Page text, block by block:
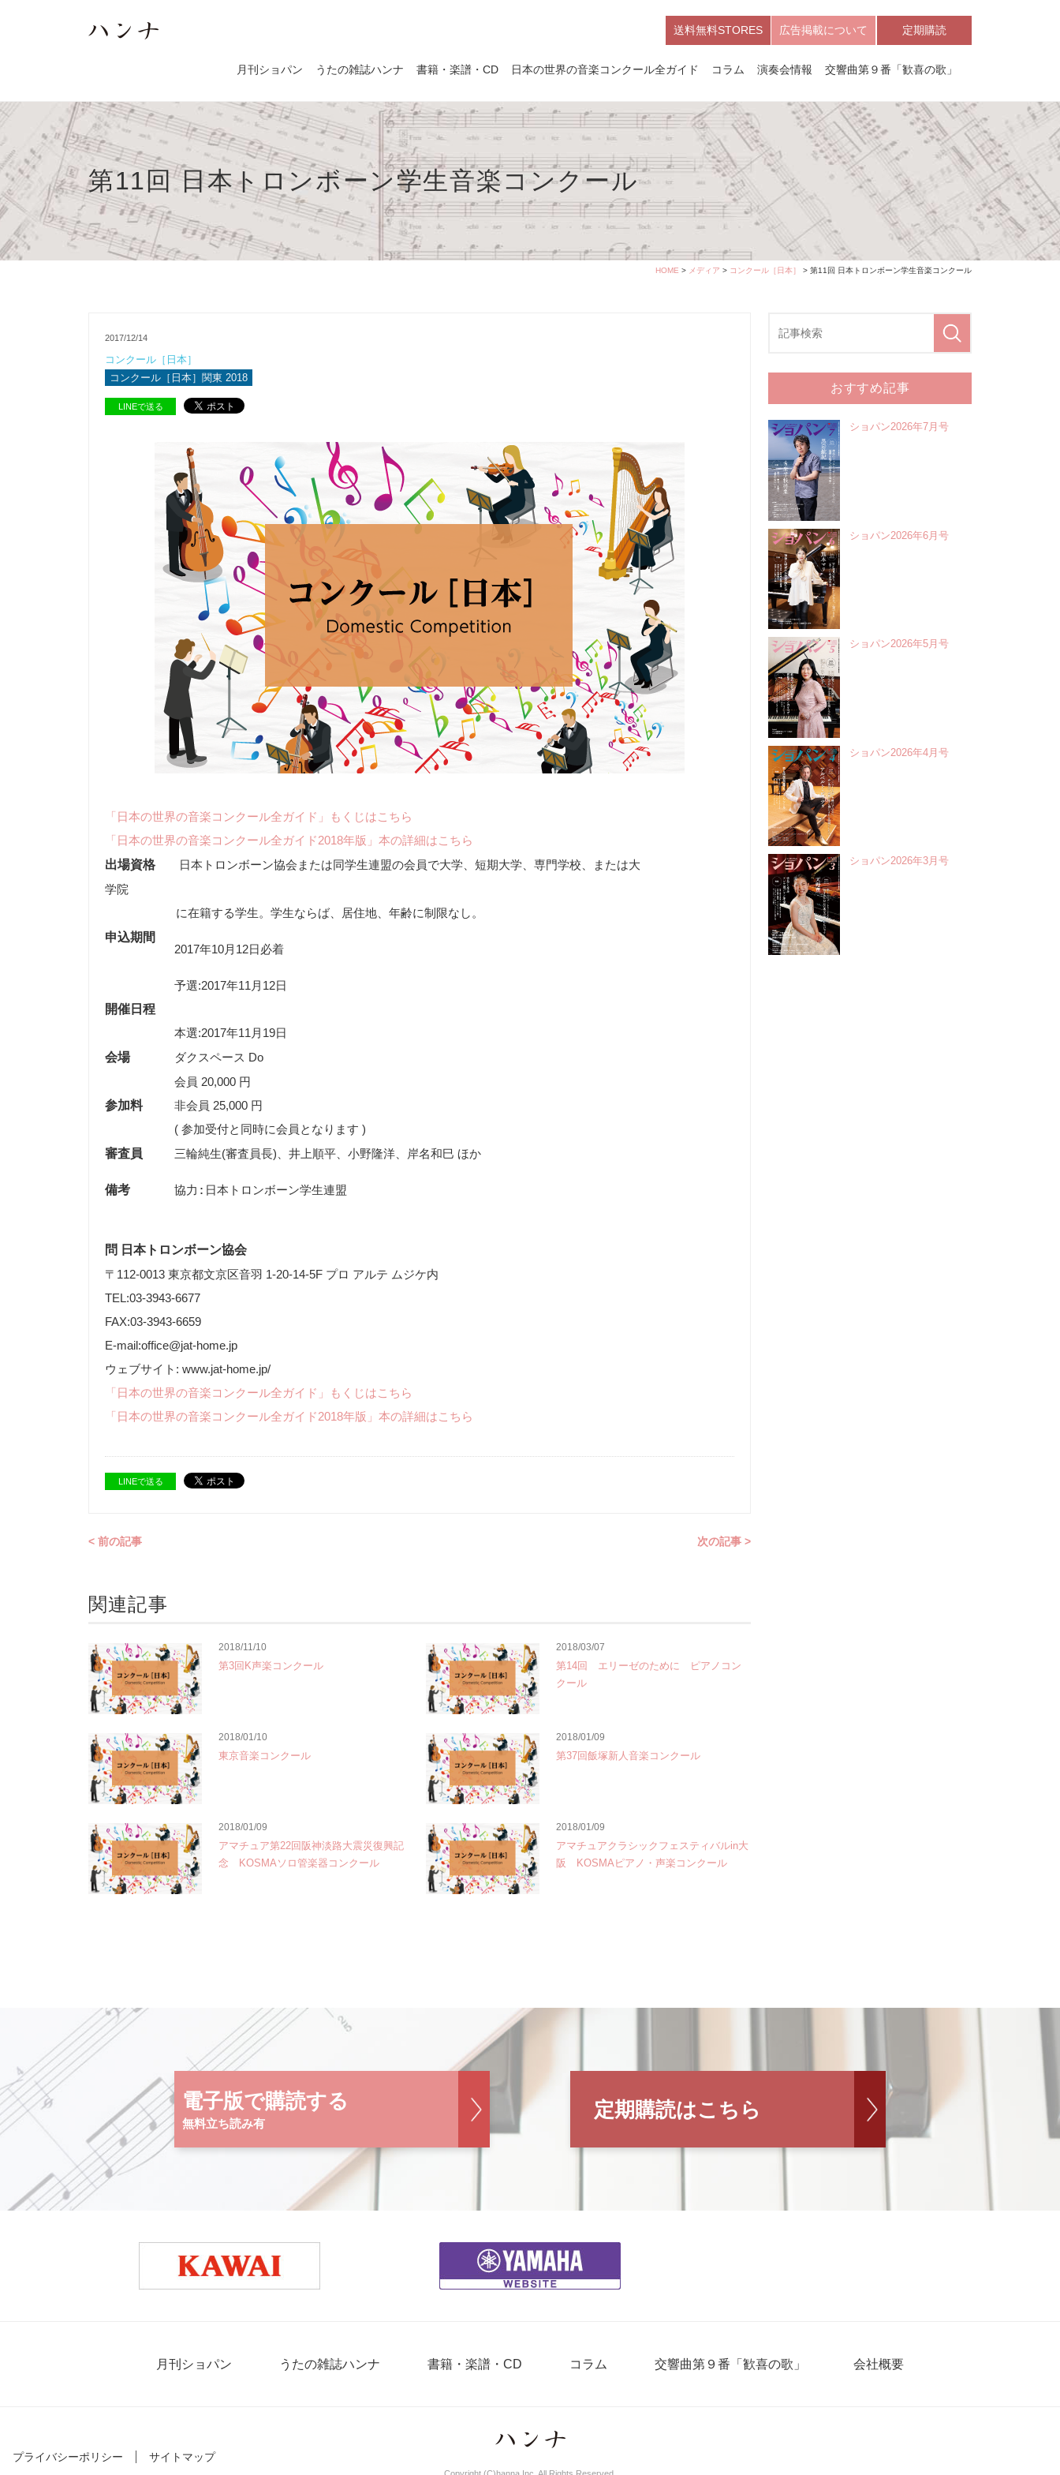
送料無料STORES 広告掲載について 定期購読
月刊ショパン うたの雑誌ハンナ 書籍・楽譜・CD 日本の世界の音楽コンクール全ガイド コラム 演奏会情報 交響曲第９番「歓喜の歌」
第11回 日本トロンボーン学生音楽コンクール
HOME > メディア > コンクール［日本］ > 第11回 日本トロンボーン学生音楽コンクール
2017/12/14
コンクール［日本］
コンクール［日本］関東 2018
LINEで送る
「日本の世界の音楽コンクール全ガイド」もくじはこちら
「日本の世界の音楽コンクール全ガイド2018年版」本の詳細はこちら
出場資格 日本トロンボーン協会または同学生連盟の会員で大学、短期大学、専門学校、または大
学院
に在籍する学生。学生ならば、居住地、年齢に制限なし。
申込期間
2017年10月12日必着
開催日程
予選:2017年11月12日
本選:2017年11月19日
会場
ダクスペース Do
参加料
会員 20,000 円
非会員 25,000 円
( 参加受付と同時に会員となります )
審査員
三輪純生(審査員長)、井上順平、小野隆洋、岸名和巳 ほか
備考
問 日本トロンボーン協会
〒112-0013 東京都文京区音羽 1-20-14-5F プロ アルテ ムジケ内
TEL:03-3943-6677
FAX:03-3943-6659
E-mail:office@jat-home.jp
ウェブサイト: www.jat-home.jp/
「日本の世界の音楽コンクール全ガイド」もくじはこちら
「日本の世界の音楽コンクール全ガイド2018年版」本の詳細はこちら
LINEで送る
< 前の記事 次の記事 >
関連記事
2018/11/10
第3回K声楽コンクール
2018/03/07
第14回 エリーゼのために ピアノコン
クール
2018/01/10
東京音楽コンクール
2018/01/09
第37回飯塚新人音楽コンクール
2018/01/09
アマチュア第22回阪神淡路大震災復興記
念 KOSMAソロ管楽器コンクール
2018/01/09
アマチュアクラシックフェスティバルin大
阪 KOSMAピアノ・声楽コンクール
おすすめ記事
ショパン2026年7月号
ショパン2026年6月号
ショパン2026年5月号
ショパン2026年4月号
ショパン2026年3月号
電子版で購読する
無料立ち読み有
定期購読はこちら
月刊ショパン うたの雑誌ハンナ 書籍・楽譜・CD コラム 交響曲第９番「歓喜の歌」 会社概要
プライバシーポリシー サイトマップ